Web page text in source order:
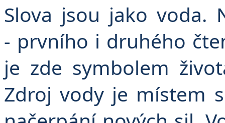
Slova jsou jako voda.
- prvního i druhého
je zde symbolem
Zdroj vody je místem